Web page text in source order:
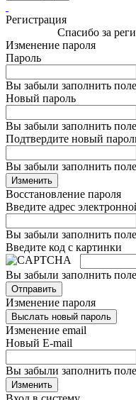
Регистрация
Спасибо за
Изменение пароля
Пароль
Вы забыли заполнить поле
Новый пароль
Вы забыли заполнить поле
Подтвердите новый
Вы забыли заполнить поле
Изменить
Восстановление пароля
Введите адрес
Вы забыли заполнить поле
Введите код с картинки
Вы забыли заполнить поле
Отправить
Изменение пароля
Выслать новый пароль
Изменение email
Новый E-mail
Вы забыли заполнить поле
Изменить